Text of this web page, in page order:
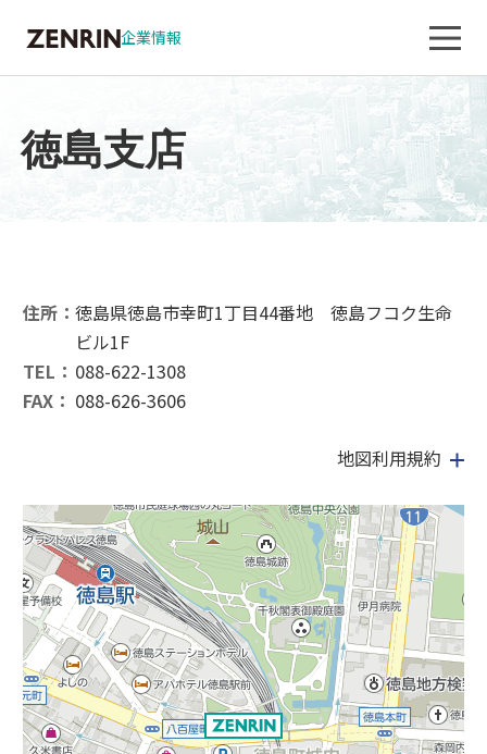
企業情報
徳島支店
住所： 徳島県徳島市幸町1丁目44番地 徳島フコク生命
ビル1F
TEL： 088-622-1308
FAX： 088-626-3606
地図利用規約